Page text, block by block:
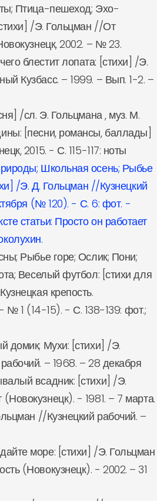
Птица-пешеход; Эхо-
/Э. Гольцман //От
2002. – № 23.
блестит лопата: [стихи] /Э.
Кузбасс. – 1999. – Вып. 1-2. –
/сл. Э. Гольцмана , муз. М.
[песни, романсы, баллады]
2015. - С. 115-117: ноты
Школьная осень; Рыбье
/Э. Д. Гольцман //Кузнецкий
(№ 120). - С. 6: фот. -
статьи: Просто он работает
Рыбье горе; Ослик; Пони;
Веселый футбол: [стихи для
крепость.
№ 1 (14-15). - С. 138-139: фот.;
домик; Мухи: [стихи] /Э.
– 1968. – 28 декабря
всадник: [стихи] /Э.
- 1981. – 7 марта.
//Кузнецкий рабочий. –
море: [стихи] /Э. Гольцман
(Новокузнецк). - 2002. – 31